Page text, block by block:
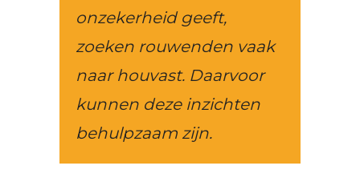
onzekerheid geeft,
zoeken rouwenden vaak
naar houvast. Daarvoor
kunnen deze inzichten
behulpzaam zijn.